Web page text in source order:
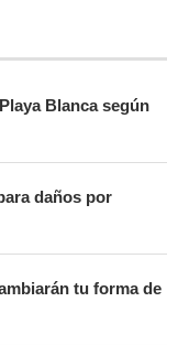
Blanca según
daños por
tu forma de